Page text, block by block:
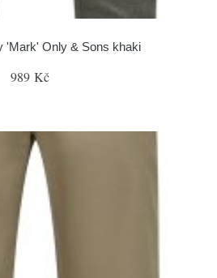
'Mark' Only & Sons khaki
989 Kč